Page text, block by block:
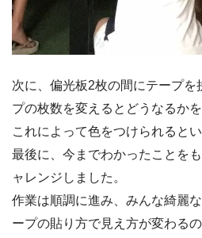
次に、偏光板2枚の間にテープを
プの枚数を変えるとどうなるか
これによって色をつけられると
最後に、今までわかったことを
ャレンジしました。
作業は順調に進み、みんな綺麗
ープの貼り方で見え方が変わる